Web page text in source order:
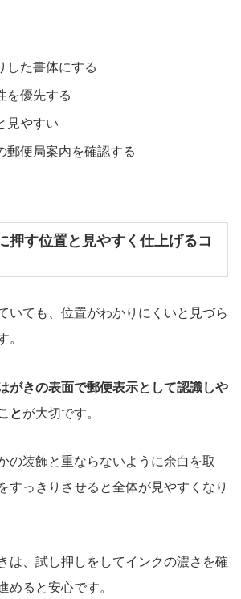
した書体にする
を優先する
見やすい
郵便局案内を確認する
押す位置と見やすく仕上げるコ
いても、位置がわかりにくいと見づら
。
がきの表面で郵便表示として認識しや
とが大切です。
の装飾と重ならないように余白を取
すっきりさせると全体が見やすくなり
は、試し押しをしてインクの濃さを確
めると安心です。